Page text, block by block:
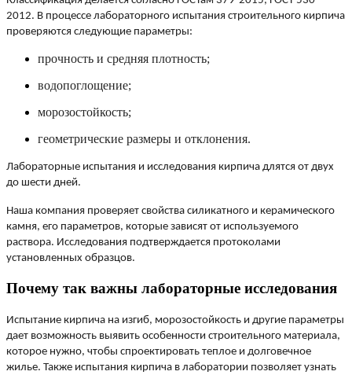
2012. В процессе лабораторного испытания строительного кирпича
проверяются следующие параметры:
прочность и средняя плотность;
водопоглощение;
морозостойкость;
геометрические размеры и отклонения.
Лабораторные испытания и исследования кирпича длятся от двух
до шести дней.
Наша компания проверяет свойства силикатного и керамического
камня, его параметров, которые зависят от используемого
раствора. Исследования подтверждается протоколами
установленных образцов.
Почему так важны лабораторные исследования
Испытание кирпича на изгиб, морозостойкость и другие параметры
дает возможность выявить особенности строительного материала,
которое нужно, чтобы спроектировать теплое и долговечное
жилье. Также испытания кирпича в лаборатории позволяет узнать